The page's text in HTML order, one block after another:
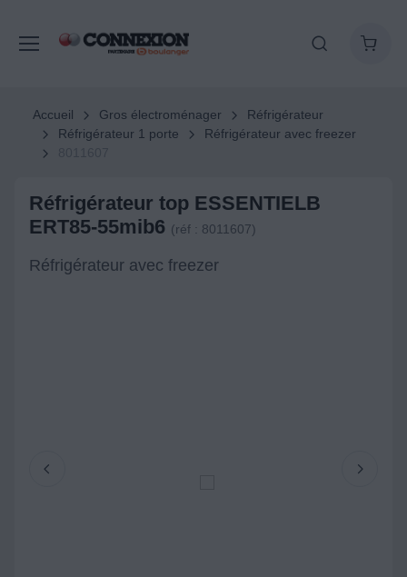
Accueil Gros électroménager
Réfrigérateur
Réfrigérateur 1 porte
Réfrigérateur avec freezer
Réfrigérateur top ESSENTIELB
ERT85-55mib6 (réf : 8011607)
Réfrigérateur avec freezer